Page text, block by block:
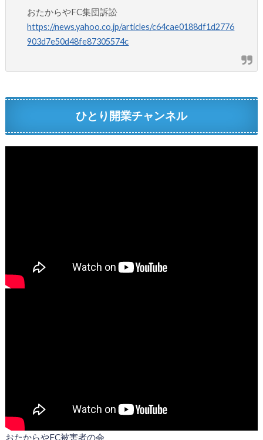
おたからやFC集団訴訟
https://news.yahoo.co.jp/articles/c64cae0188df1d2776
903d7e50d48fe87305574c
ひとり開業チャンネル
おたからやFC被害者の会